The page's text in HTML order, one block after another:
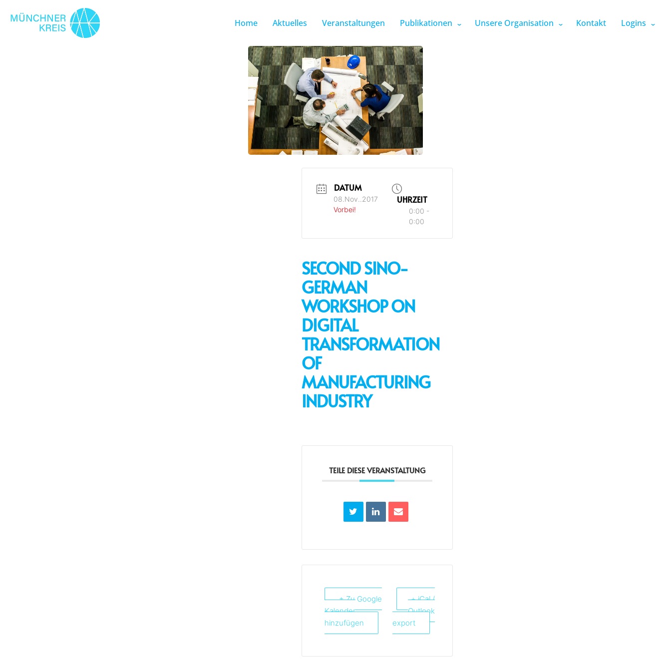
Home Aktuelles Veranstaltungen Publikationen Unsere Organisation Kontakt Logins
DATUM
08.Nov..2017
Vorbei!
UHRZEIT
0:00 -
0:00
SECOND SINO-
GERMAN
WORKSHOP ON
DIGITAL
TRANSFORMATION
OF
MANUFACTURING
INDUSTRY
TEILE DIESE VERANSTALTUNG
+ Zu Google
Kalender
hinzufügen
+ iCal /
Outlook
export